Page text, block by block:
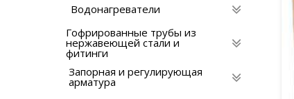
Водонагреватели
Гофрированные трубы из
нержавеющей стали и
фитинги
Запорная и регулирующая
арматура